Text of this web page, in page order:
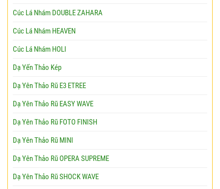
Cúc Lá Nhám DOUBLE ZAHARA
Cúc Lá Nhám HEAVEN
Cúc Lá Nhám HOLI
Dạ Yến Thảo Kép
Dạ Yên Thảo Rũ E3 ETREE
Dạ Yên Thảo Rũ EASY WAVE
Dạ Yên Thảo Rũ FOTO FINISH
Dạ Yên Thảo Rũ MINI
Dạ Yên Thảo Rũ OPERA SUPREME
Dạ Yên Thảo Rũ SHOCK WAVE